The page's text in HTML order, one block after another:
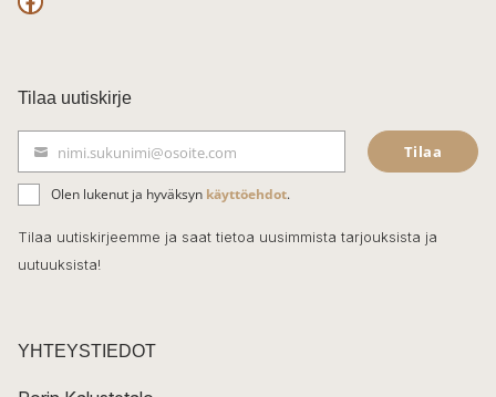
F
c
e
b
o
o
k
Tilaa uutiskirje
ä
h
k
t
nimi.sukunimi@osoite.com Tilaa
Olen lukenut ja hyväksyn käyttöehdot.
Tilaa uutiskirjeemme ja saat tietoa uusimmista tarjouksista ja
uutuuksista!
YHTEYSTIEDOT